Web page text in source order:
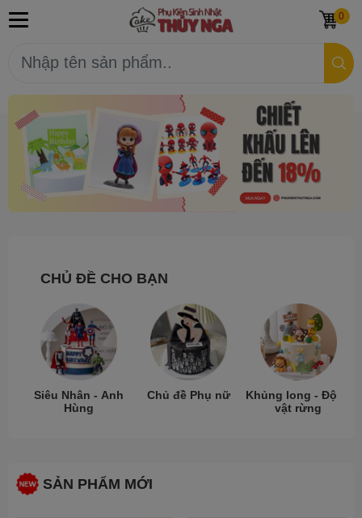
0
CHỦ ĐỀ CHO BẠN
Siêu Nhân - Anh
Hùng
Chủ đề Phụ nữ
Khủng long - Động
vật rừng
SẢN PHẨM MỚI